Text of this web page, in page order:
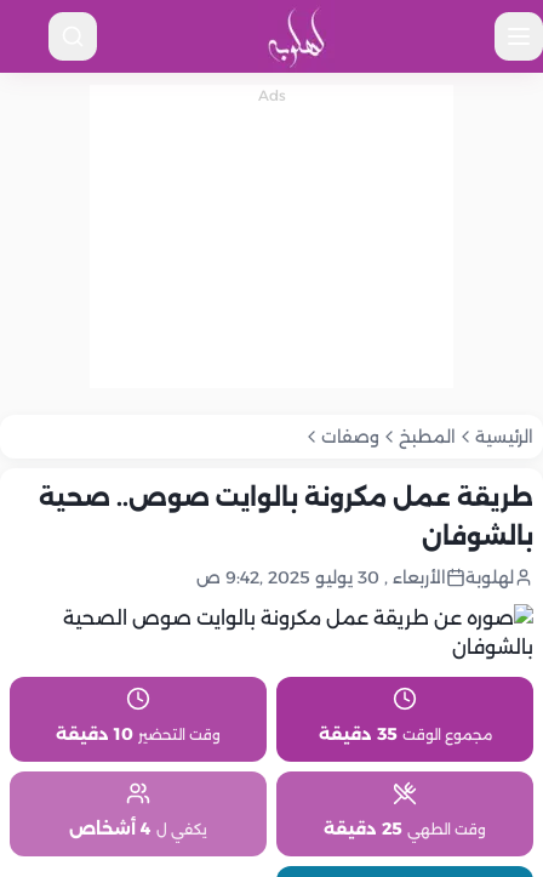
الرئيسية المطبخ وصفات
طريقة عمل مكرونة بالوايت صوص.. صحية
بالشوفان
لهلوبة الأربعاء , 30 يوليو 2025 ,9:42 ص
مجموع الوقت 35 دقيقة وقت التحضير 10 دقيقة
وقت الطهي 25 دقيقة يكفي ل 4 أشخاص